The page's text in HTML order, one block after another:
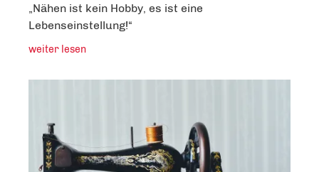
„Nähen ist kein Hobby, es ist eine
Lebenseinstellung!“
weiter lesen